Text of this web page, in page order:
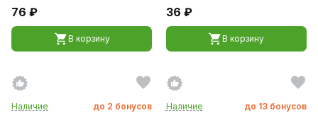
76 ₽
В корзину
36 ₽
В корзину
Наличие до 2 бонусов
Наличие до 13 бонусов